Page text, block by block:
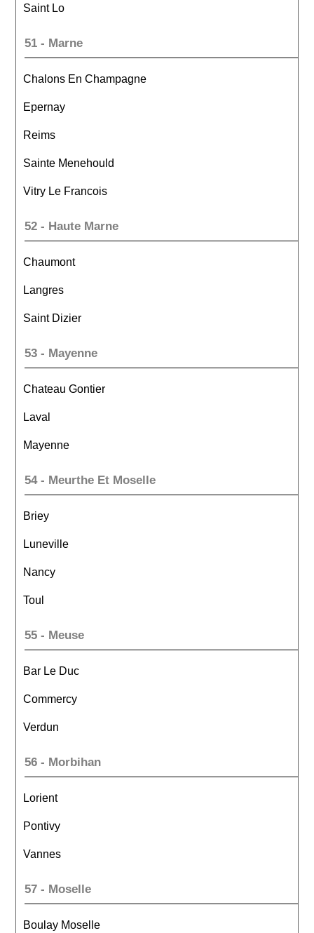
Saint Lo
51 - Marne
Chalons En Champagne
Epernay
Reims
Sainte Menehould
Vitry Le Francois
52 - Haute Marne
Chaumont
Langres
Saint Dizier
53 - Mayenne
Chateau Gontier
Laval
Mayenne
54 - Meurthe Et Moselle
Briey
Luneville
Nancy
Toul
55 - Meuse
Bar Le Duc
Commercy
Verdun
56 - Morbihan
Lorient
Pontivy
Vannes
57 - Moselle
Boulay Moselle